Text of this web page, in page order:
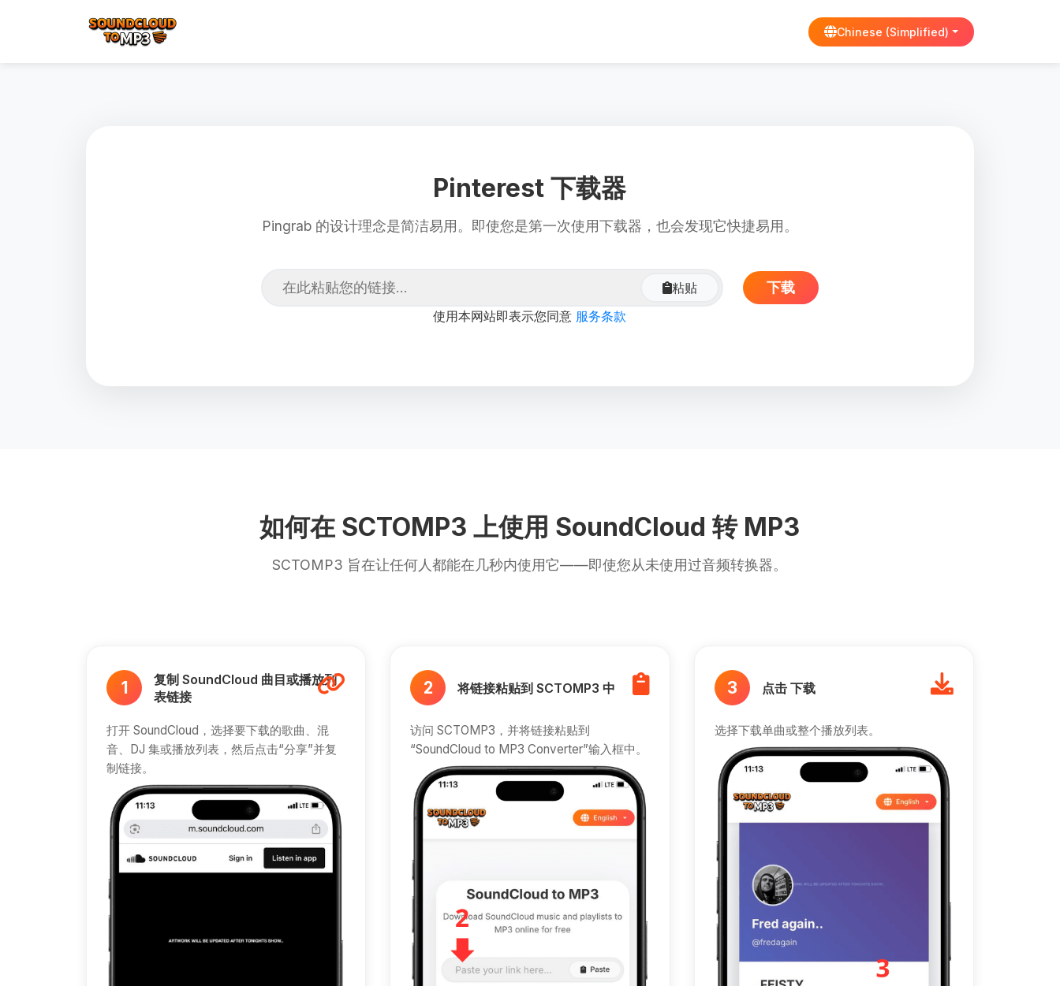
Chinese (Simplified)
Pinterest 下载器
Pingrab 的设计理念是简洁易用。即使您是第一次使用下载器，也会发现它快捷易用。
粘贴 下载
使用本网站即表示您同意 服务条款
如何在 SCTOMP3 上使用 SoundCloud 转 MP3
SCTOMP3 旨在让任何人都能在几秒内使用它——即使您从未使用过音频转换器。
1
复制 SoundCloud 曲目或播放列
表链接
打开 SoundCloud，选择要下载的歌曲、混
音、DJ 集或播放列表，然后点击“分享”并复
制链接。
2 将链接粘贴到 SCTOMP3 中
访问 SCTOMP3，并将链接粘贴到
“SoundCloud to MP3 Converter”输入框中。
3 点击 下载
选择下载单曲或整个播放列表。